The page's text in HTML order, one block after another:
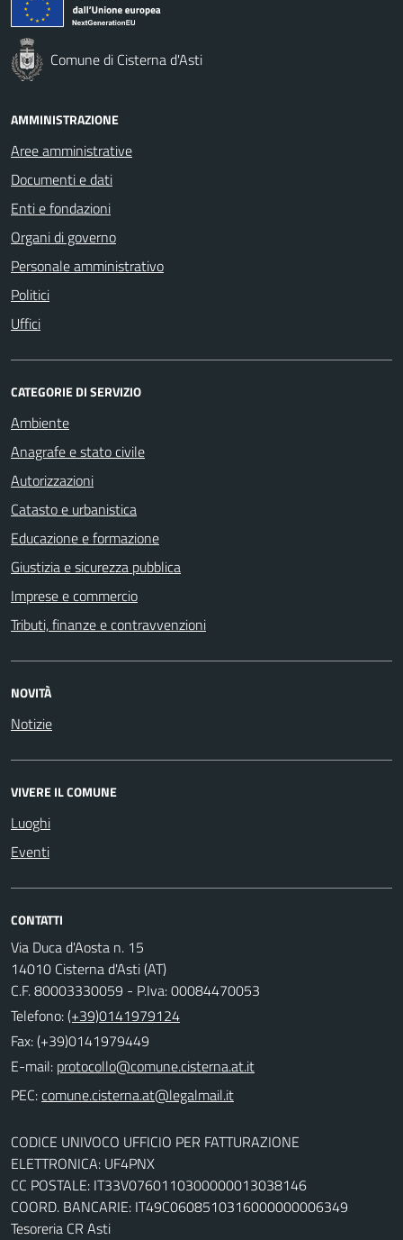
Comune di Cisterna d'Asti
AMMINISTRAZIONE
Aree amministrative
Documenti e dati
Enti e fondazioni
Organi di governo
Personale amministrativo
Politici
Uffici
CATEGORIE DI SERVIZIO
Ambiente
Anagrafe e stato civile
Autorizzazioni
Catasto e urbanistica
Educazione e formazione
Giustizia e sicurezza pubblica
Imprese e commercio
Tributi, finanze e contravvenzioni
NOVITÀ
Notizie
VIVERE IL COMUNE
Luoghi
Eventi
CONTATTI
Via Duca d'Aosta n. 15
14010 Cisterna d'Asti (AT)
C.F. 80003330059 - P.Iva: 00084470053
Telefono:(+39)0141979124
Fax: (+39)0141979449
E-mail:
PEC:
CODICE UNIVOCO UFFICIO PER FATTURAZIONE
ELETTRONICA: UF4PNX
CC POSTALE: IT33V0760110300000013038146
COORD. BANCARIE: IT49C0608510316000000006349
Tesoreria CR Asti